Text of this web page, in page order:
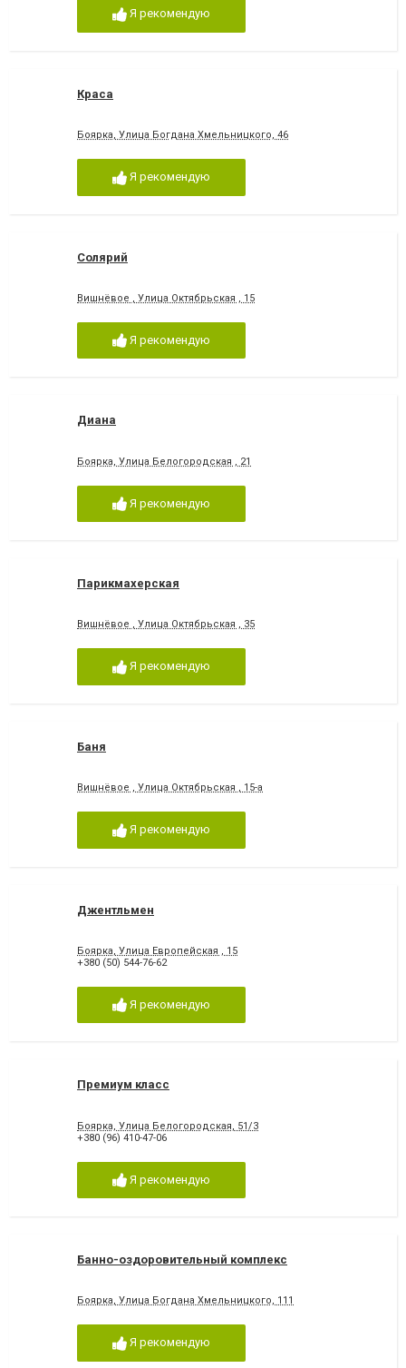
Я рекомендую
Краса
Боярка, Улица Богдана Хмельницкого, 46
Я рекомендую
Солярий
Вишнёвое , Улица Октябрьская , 15
Я рекомендую
Диана
Боярка, Улица Белогородская , 21
Я рекомендую
Парикмахерская
Вишнёвое , Улица Октябрьская , 35
Я рекомендую
Баня
Вишнёвое , Улица Октябрьская , 15-а
Я рекомендую
Джентльмен
Боярка, Улица Европейская , 15
+380 (50) 544-76-62
Я рекомендую
Премиум класс
Боярка, Улица Белогородская, 51/3
+380 (96) 410-47-06
Я рекомендую
Банно-оздоровительный комплекс
Боярка, Улица Богдана Хмельницкого, 111
Я рекомендую